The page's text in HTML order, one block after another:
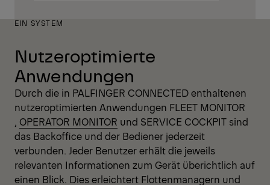
EIN SYSTEM
Nutzeroptimierte
Anwendungen
Durch die in PALFINGER CONNECTED enthaltenen
nutzeroptimierten Anwendungen FLEET MONITOR
, OPERATOR MONITOR und SERVICE COCKPIT sind
das Backoffice und der Bediener jederzeit
verbunden. Jeder Benutzer erhält die jeweils
relevanten Informationen zum Gerät überichtlich auf
einen Blick. Dies erleichtert Flottenmanagern und